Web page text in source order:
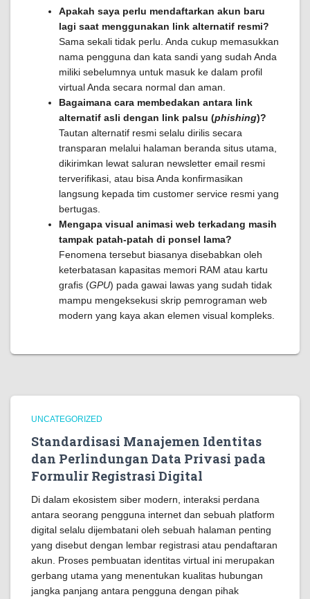
Apakah saya perlu mendaftarkan akun baru
lagi saat menggunakan link alternatif resmi?
Sama sekali tidak perlu. Anda cukup memasukkan
nama pengguna dan kata sandi yang sudah Anda
miliki sebelumnya untuk masuk ke dalam profil
virtual Anda secara normal dan aman.
Bagaimana cara membedakan antara link
alternatif asli dengan link palsu (phishing)?
Tautan alternatif resmi selalu dirilis secara
transparan melalui halaman beranda situs utama,
dikirimkan lewat saluran newsletter email resmi
terverifikasi, atau bisa Anda konfirmasikan
langsung kepada tim customer service resmi yang
bertugas.
Mengapa visual animasi web terkadang masih
tampak patah-patah di ponsel lama?
Fenomena tersebut biasanya disebabkan oleh
keterbatasan kapasitas memori RAM atau kartu
grafis (GPU) pada gawai lawas yang sudah tidak
mampu mengeksekusi skrip pemrograman web
modern yang kaya akan elemen visual kompleks.
UNCATEGORIZED
Standardisasi Manajemen Identitas
dan Perlindungan Data Privasi pada
Formulir Registrasi Digital
Di dalam ekosistem siber modern, interaksi perdana
antara seorang pengguna internet dan sebuah platform
digital selalu dijembatani oleh sebuah halaman penting
yang disebut dengan lembar registrasi atau pendaftaran
akun. Proses pembuatan identitas virtual ini merupakan
gerbang utama yang menentukan kualitas hubungan
jangka panjang antara pengguna dengan pihak